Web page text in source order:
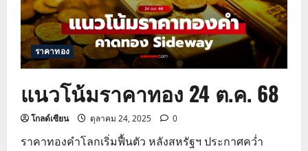
ราคาทอง
แนวโน้มราคาทอง 24 ต.ค. 68
โกลด์เซียน ตุลาคม 24, 2025 0
ราคาทองคำโลกเริ่มฟื้นตัว หลังสหรัฐฯ ประกาศคว่ำ